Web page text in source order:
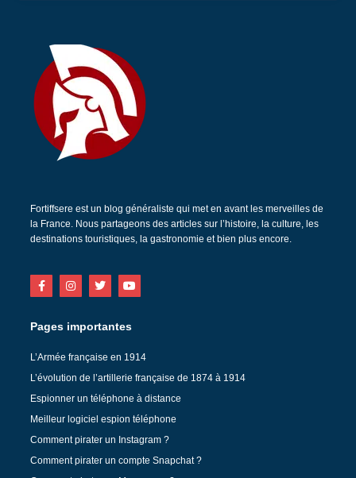
Fortiffsere est un blog généraliste qui met en avant les merveilles de
la France. Nous partageons des articles sur l’histoire, la culture, les
destinations touristiques, la gastronomie et bien plus encore.
Pages importantes
L’Armée française en 1914
L’évolution de l’artillerie française de 1874 à 1914
Espionner un téléphone à distance
Meilleur logiciel espion téléphone
Comment pirater un Instagram ?
Comment pirater un compte Snapchat ?